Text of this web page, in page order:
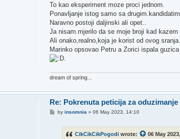
To kao eksperiment moze proci jednom.
Ponavljanje istog samo sa
Naravno postoji daljinski ali opet..
Ja nisam.mjerilo da se moje broji kad kazem
Ali onako,realno,koja je korist od ovog sranja..
Marinko opsovao Petru a Zorici ispala
dream of spring...
Re: Pokrenuta peticija za
Pbyinsomnia »06 May 2023, 14:10
CikCikCikPogodi wrote: 06 May